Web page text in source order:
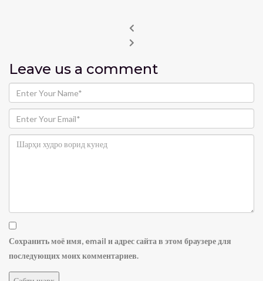
Leave us a comment
Сохранить моё имя, email и адрес сайта в этом браузере для
последующих моих комментариев.